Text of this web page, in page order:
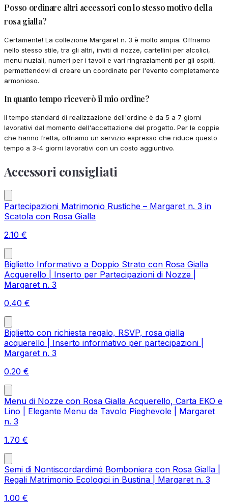
Posso ordinare altri accessori con lo stesso motivo della
rosa gialla?
Certamente! La collezione Margaret n. 3 è molto ampia. Offriamo
nello stesso stile, tra gli altri, inviti di nozze, cartellini per alcolici,
menu nuziali, numeri per i tavoli e vari ringraziamenti per gli ospiti,
permettendovi di creare un coordinato per l'evento completamente
armonioso.
In quanto tempo riceverò il mio ordine?
Il tempo standard di realizzazione dell'ordine è da 5 a 7 giorni
lavorativi dal momento dell'accettazione del progetto. Per le coppie
che hanno fretta, offriamo un servizio espresso che riduce questo
tempo a 3-4 giorni lavorativi con un costo aggiuntivo.
Accessori consigliati
Partecipazioni Matrimonio Rustiche – Margaret n. 3 in
Scatola con Rosa Gialla
2.10 €
Biglietto Informativo a Doppio Strato con Rosa Gialla
Acquerello | Inserto per Partecipazioni di Nozze |
Margaret n. 3
0.40 €
Biglietto con richiesta regalo, RSVP, rosa gialla
acquerello | Inserto informativo per partecipazioni |
Margaret n. 3
0.20 €
Menu di Nozze con Rosa Gialla Acquerello, Carta EKO e
Lino | Elegante Menu da Tavolo Pieghevole | Margaret
n. 3
1.70 €
Semi di Nontiscordardimé Bomboniera con Rosa Gialla |
Regali Matrimonio Ecologici in Bustina | Margaret n. 3
1.00 €